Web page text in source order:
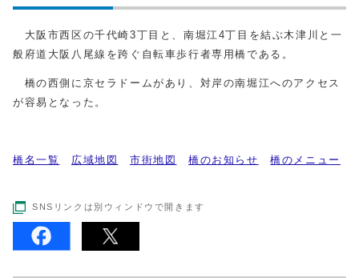
大阪市西区の千代崎3丁目と、南堀江4丁目を結ぶ木津川と一
般府道大阪八尾線を跨ぐ自転車歩行者専用橋である。
橋の西側に京セラドームがあり、対岸の南堀江へのアクセス
が容易となった。
橋名一覧 広域地図 市街地図 橋のお知らせ 橋のメニュー
SNSリンクは別ウィンドウで開きます